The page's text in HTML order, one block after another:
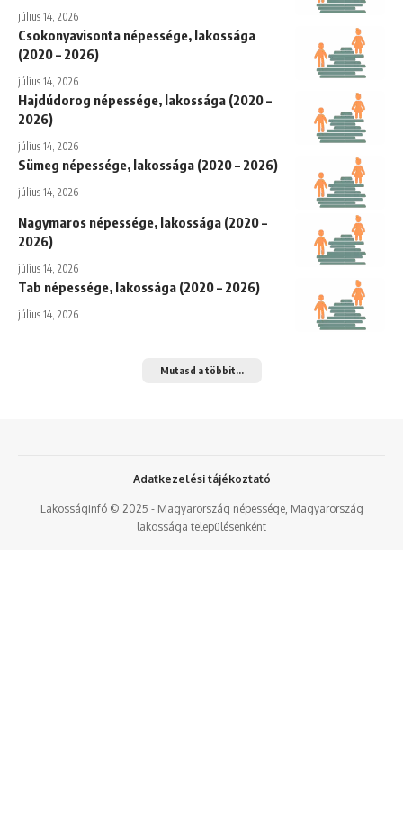
július 14, 2026
Csokonyavisonta népessége, lakossága
(2020 – 2026)
július 14, 2026
Hajdúdorog népessége, lakossága (2020 –
2026)
július 14, 2026
Sümeg népessége, lakossága (2020 – 2026)
július 14, 2026
Nagymaros népessége, lakossága (2020 –
2026)
július 14, 2026
Tab népessége, lakossága (2020 – 2026)
július 14, 2026
Mutasd a többit...
Lakosságinfó © 2025 - Magyarország népessége, Magyarország
lakossága településenként
Adatkezelési tájékoztató